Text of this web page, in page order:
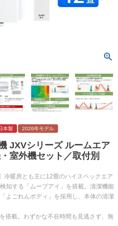
本製 2026年モデル
JXVシリーズ ルームエア
室外機セット／取付別
冷暖房とも主に12畳のハイスペックエア
知する「ムーブアイ」を搭載。清潔機能
よごれんボディ」を採用し、本体の清潔
搭載。わずかな不在時間も見逃さず、無